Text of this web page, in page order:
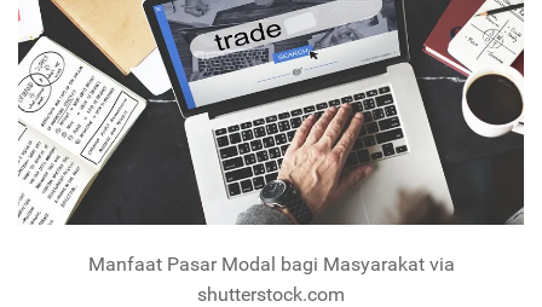
Manfaat Pasar Modal bagi Masyarakat via
shutterstock.com